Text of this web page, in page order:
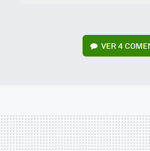
VER4